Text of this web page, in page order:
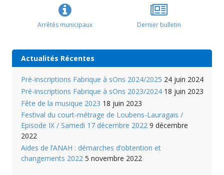
Arrêtés municipaux Dernier bulletin
Actualités Récentes
Pré-inscriptions Fabrique à sOns 2024/2025 24 juin 2024
Pré-inscriptions Fabrique à sOns 2023/2024 18 juin 2023
Fête de la musique 2023 18 juin 2023
Festival du court-métrage de Loubens-Lauragais /
Episode IX / Samedi 17 décembre 2022 9 décembre
2022
Aides de l’ANAH : démarches d’obtention et
changements 2022 5 novembre 2022